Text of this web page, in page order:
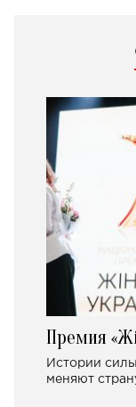
Премия
Истории
меняют